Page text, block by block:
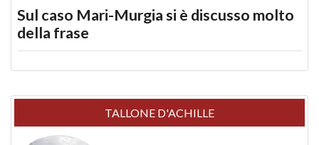
Sul caso Mari-Murgia si è discusso molto
della frase
TALLONE D'ACHILLE